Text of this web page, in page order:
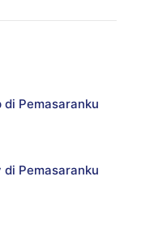
di Pemasaranku
Pemasaranku